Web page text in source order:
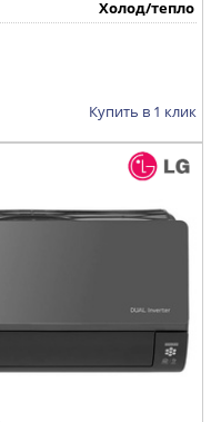
Холод/тепло
Купить в 1 клик